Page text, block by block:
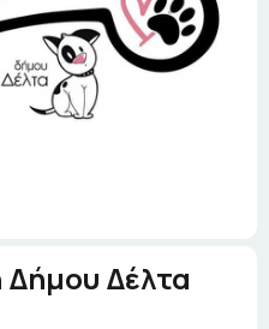
Δήμου Δέλτα